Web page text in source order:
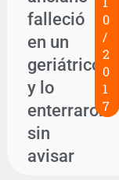
falleció
en un
geriátrico
y lo
enterraron
sin
avisar
0
/
2
0
1
7